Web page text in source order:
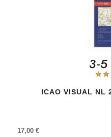
ICAO VISUAL NL
17,00 €